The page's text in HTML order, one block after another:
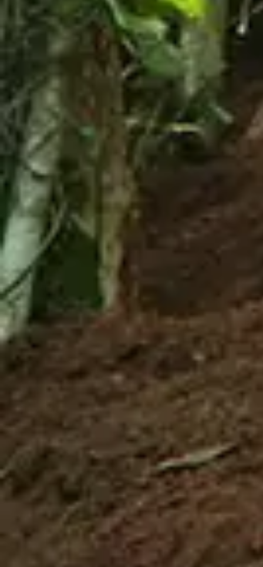
canjeables en los restaurantes.
DEBERA LLEGAR AL PARQUE ENTRE LAS 8:00AM
Y LA 1:00PM.
Disponible por tiempo limitado. Puede repetir el
mismo Combo y puede elegir hasta un máximo de 4
de los siguientes combos:
Zipline + Bestia
Zipline +Climbing Towers
Zipline + Monstruo
Zipline + ToroBike
Monstruo + ToroBike
Bestia + ToroBike
Debe cumplir con los requerimientos de
seguridad de cada combo.
Debes realizar una reservación previa, el
por orden de llegada.
Sujeto a la disponibilidad de cada tour.
Deberás estar 30 minutos antes de la
experiencia
No se permiten elementos colgantes
No hay devoluciones ni reembolsos de dinero
Se requiere el uso de zapatos cerrados
MIN. 100 Lbs
ZAPATOS CERRADOS
SON REQUERIDOS
Reserva Ahora